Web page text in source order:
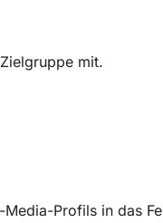
mit.
Profils in das